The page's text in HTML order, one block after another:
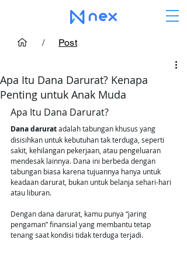
/ Post
Apa Itu Dana Darurat? Kenapa
Penting untuk Anak Muda
Apa Itu Dana Darurat?
Dana darurat adalah tabungan khusus yang
disisihkan untuk kebutuhan tak terduga, seperti
sakit, kehilangan pekerjaan, atau pengeluaran
mendesak lainnya. Dana ini berbeda dengan
tabungan biasa karena tujuannya hanya untuk
keadaan darurat, bukan untuk belanja sehari-hari
atau liburan.
Dengan dana darurat, kamu punya “jaring
pengaman” finansial yang membantu tetap
tenang saat kondisi tidak terduga terjadi.